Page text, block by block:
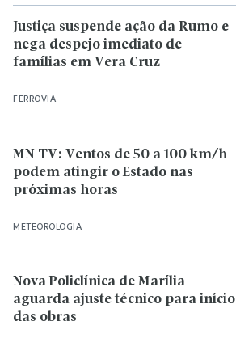
FERROVIA
Justiça suspende ação da Rumo e
nega despejo imediato de
famílias em Vera Cruz
METEOROLOGIA
MN TV: Ventos de 50 a 100 km/h
podem atingir o Estado nas
próximas horas
Nova Policlínica de Marília
aguarda ajuste técnico para início
das obras